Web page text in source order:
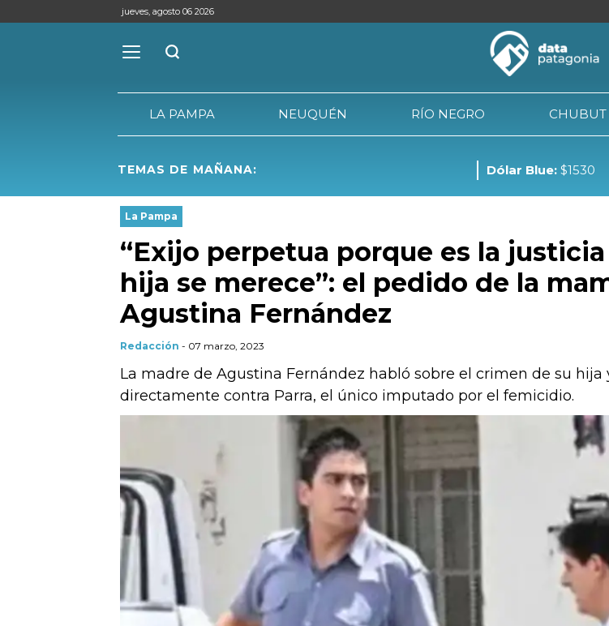
jueves, agosto 06 2026
LA PAMPA NEUQUÉN RÍO NEGRO CHUBUT
TEMAS DE MAÑANA: Dólar Blue: $1530
RÍO NEGRO CHUBUT
La Pampa
“Exijo perpetua porque es la
hija se merece”: el pedido de la
Agustina Fernández
Redacción - 07 marzo, 2023
La madre de Agustina Fernández habló sobre el crimen de su hija
directamente contra Parra, el único imputado por el femicidio.